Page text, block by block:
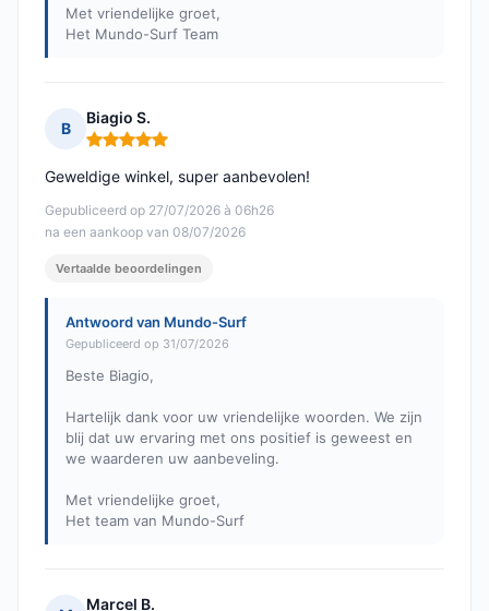
Met vriendelijke groet,
Het Mundo-Surf Team
B
Biagio S.
Opmerking: 5 van 5
Gepubliceerd op 27/07/2026 à 06h26
na een aankoop van 08/07/2026
Geweldige winkel, super aanbevolen!
Vertaalde beoordelingen
Antwoord van Mundo-Surf
Gepubliceerd op 31/07/2026
Beste Biagio,
Hartelijk dank voor uw vriendelijke woorden. We zijn
blij dat uw ervaring met ons positief is geweest en
we waarderen uw aanbeveling.
Met vriendelijke groet,
Het team van Mundo-Surf
Marcel B.